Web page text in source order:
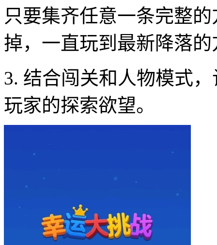
只要集齐任意一条完整
掉，一直玩到最新降落
3. 结合闯关和人物模式
玩家的探索欲望。